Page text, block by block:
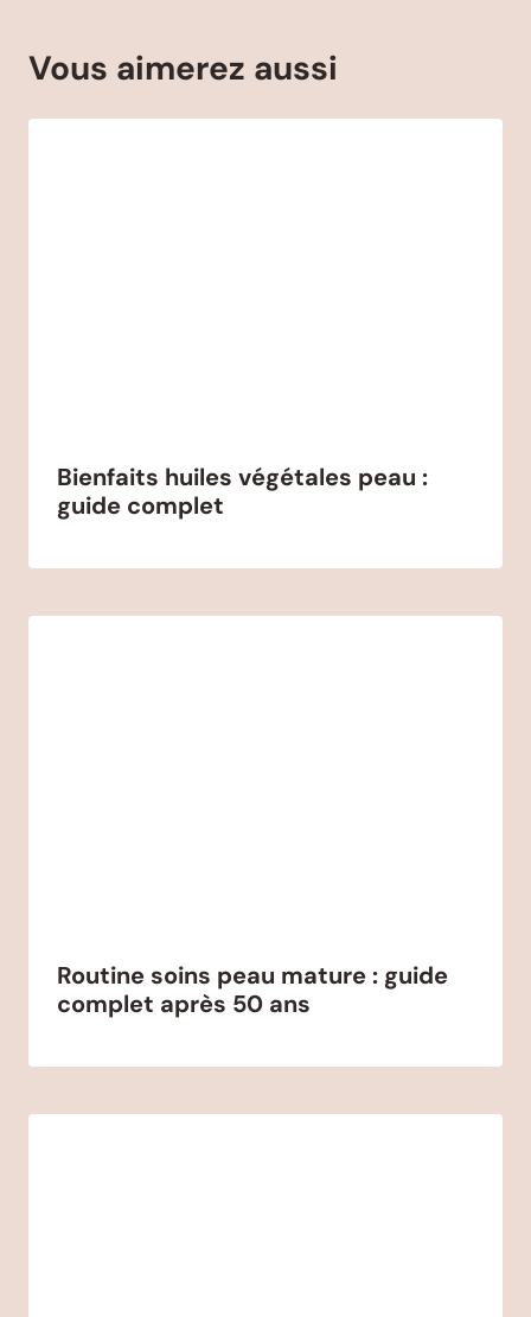
Vous aimerez aussi
Bienfaits huiles végétales peau :
guide complet
Routine soins peau mature : guide
complet après 50 ans